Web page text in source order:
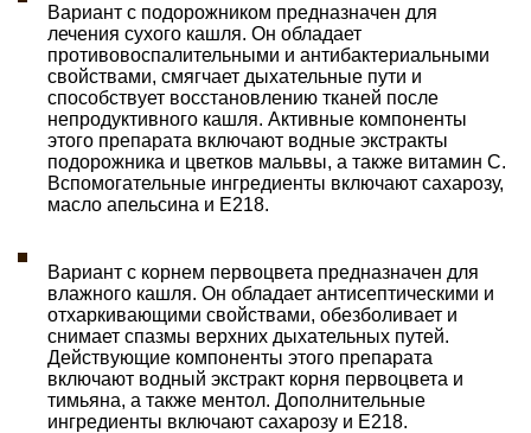
Вариант с подорожником предназначен для
лечения сухого кашля. Он обладает
противовоспалительными и антибактериальными
свойствами, смягчает дыхательные пути и
способствует восстановлению тканей после
непродуктивного кашля. Активные компоненты
этого препарата включают водные экстракты
подорожника и цветков мальвы, а также витамин С.
Вспомогательные ингредиенты включают сахарозу,
масло апельсина и Е218.
Вариант с корнем первоцвета предназначен для
влажного кашля. Он обладает антисептическими и
отхаркивающими свойствами, обезболивает и
снимает спазмы верхних дыхательных путей.
Действующие компоненты этого препарата
включают водный экстракт корня первоцвета и
тимьяна, а также ментол. Дополнительные
ингредиенты включают сахарозу и Е218.